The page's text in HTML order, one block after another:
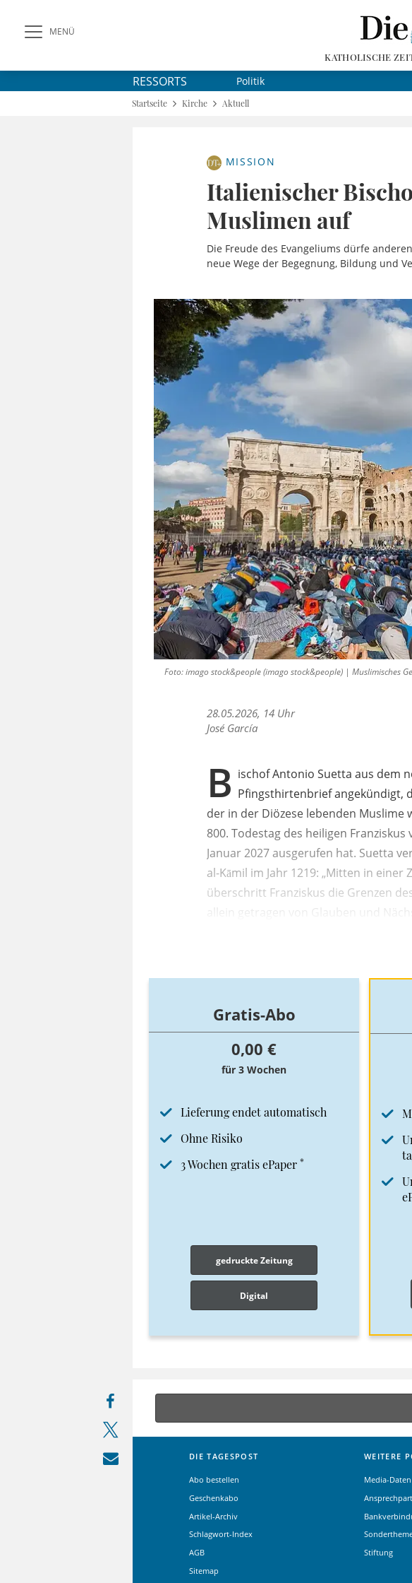
MENÜ
KATHOLISCHE
RESSORTS Politik
Startseite Kirche Aktuell
MISSION
Italienischer
Muslimen auf
Die Freude des Evangeliums dürfe
neue Wege der Begegnung, Bildung und
Foto: imago stock&people (imago stock&people) | Muslimisches
28.05.2026, 14 Uhr
José García
B ischof Antonio Suetta aus dem
Pfingsthirtenbrief angekündigt,
der in der Diözese lebenden Muslime
800. Todestag des heiligen
Januar 2027 ausgerufen hat. Suetta
al-Kāmil im Jahr 1219: „Mitten in
überschritt Franziskus die Grenzen
allein getragen von Glauben und
Gratis-Abo
0,00 €
für 3 Wochen
Lieferung endet automatisch
Ohne Risiko
3 Wochen gratis ePaper *
gedruckte Zeitung
Digital
DIE TAGESPOST
Abo bestellen
Geschenkabo
Artikel-Archiv
Schlagwort-Index
AGB
Sitemap
WEITERE
Media-Daten
Stiftung